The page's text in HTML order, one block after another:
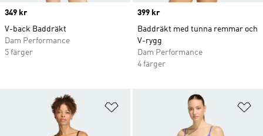
Price
349 kr
V-back Baddräkt
Dam Performance
5 färger
Price
399 kr
Baddräkt med tunna remmar och
V-rygg
Dam Performance
4 färger
Lägg till på önskelistan